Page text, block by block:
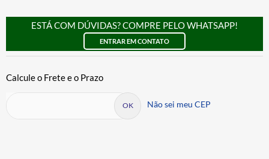
ESTÁ COM DÚVIDAS? COMPRE PELO WHATSAPP!
ENTRAR EM CONTATO
Não sei meu CEP